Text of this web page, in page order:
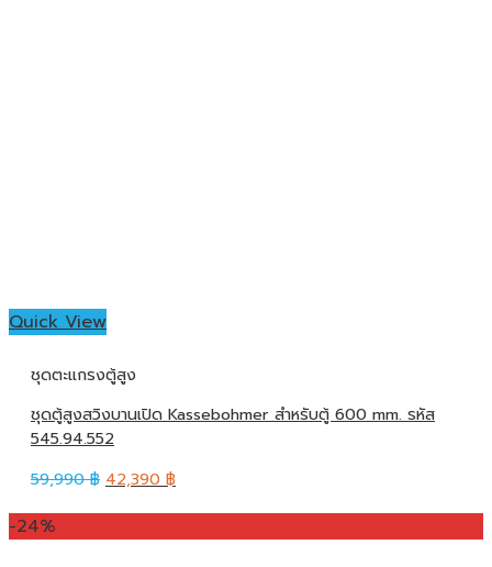
Quick View
ชุดตะแกรงตู้สูง
ชุดตู้สูงสวิงบานเปิด Kassebohmer สำหรับตู้ 600 mm. รหัส
545.94.552
59,990฿ 42,390 ฿
-24%